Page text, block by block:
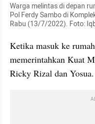
Warga melintas di depan
Pol Ferdy Sambo di
Rabu (13/7/2022). Foto:
Ketika masuk ke
memerintahkan Kuat
Ricky Rizal dan Yosua.